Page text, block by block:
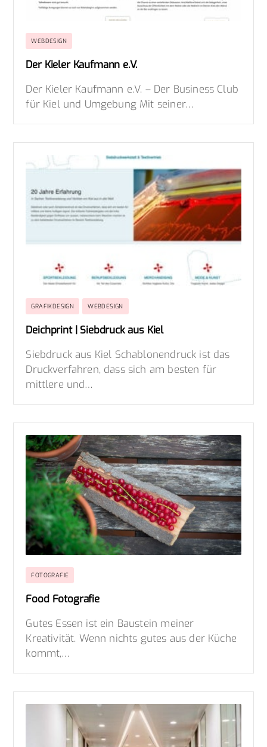
WEBDESIGN
Der Kieler Kaufmann e.V.
Der Kieler Kaufmann e.V. – Der Business Club
für Kiel und Umgebung Mit seiner…
GRAFIKDESIGN WEBDESIGN
Deichprint | Siebdruck aus Kiel
Siebdruck aus Kiel Schablonendruck ist das
Druckverfahren, dass sich am besten für
mittlere und…
FOTOGRAFIE
Food Fotografie
Gutes Essen ist ein Baustein meiner
Kreativität. Wenn nichts gutes aus der Küche
kommt,…